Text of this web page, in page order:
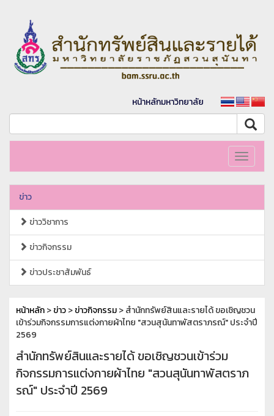
หน้าหลักมหาวิทยาลัย
Toggle
ข่าว
ข่าววิชาการ
ข่าวกิจกรรม
ข่าวประชาสัมพันธ์
หน้าหลัก>ข่าว>ข่าวกิจกรรม> สำนักทรัพย์สินและรายได้ ขอเชิญชวน
เข้าร่วมกิจกรรมการแต่งกายผ้าไทย "สวนสุนันทาพัสตราภรณ์" ประจำปี
2569
สำนักทรัพย์สินและรายได้ ขอเชิญชวนเข้าร่วม
กิจกรรมการแต่งกายผ้าไทย "สวนสุนันทาพัสตราภ
รณ์" ประจำปี 2569